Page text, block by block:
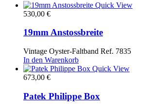
Quick View
530,00 €
19mm Anstossbreite
Vintage Oyster-Faltband Ref. 7835
In den Warenkorb
Quick View
673,00 €
Patek Philippe Box